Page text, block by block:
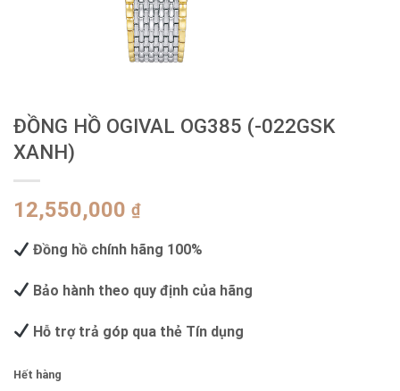
ĐỒNG HỒ OGIVAL OG385 (-022GSK
XANH)
12,550,000 ₫
Đồng hồ chính hãng 100%
Bảo hành theo quy định của hãng
Hỗ trợ trả góp qua thẻ Tín dụng
Hết hàng